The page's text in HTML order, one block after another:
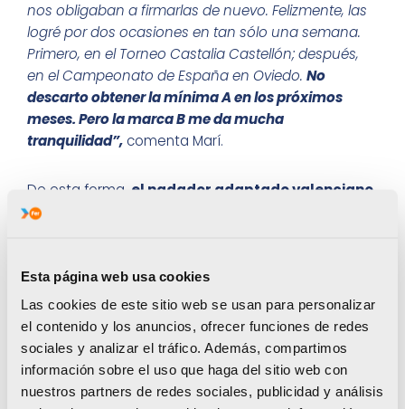
Esta página web usa cookies
Las cookies de este sitio web se usan para personalizar
el contenido y los anuncios, ofrecer funciones de redes
sociales y analizar el tráfico. Además, compartimos
información sobre el uso que haga del sitio web con
nuestros partners de redes sociales, publicidad y análisis
nos obligaban a firmarlas de nuevo. Felizmente, las
logré por dos ocasiones en tan sólo una semana.
Primero, en el Torneo Castalia Castellón; después,
en el Campeonato de España en Oviedo. No
descarto obtener la mínima A en los próximos
meses. Pero la marca B me da mucha
tranquilidad”, comenta Marí.
De esta forma , el nadador adaptado valenciano
estará en sus cuartos Juegos Paralímpicos.
2016, en los que rozó el podio, fue cuarto, en los
400m libres S9 y terminó quinto en los 50m libres.
“En Tokio, el objetivo innegociable es disputar la
final de los 100m mariposa S9. Y, a partir de ese
momento, a luchar por todo y a soñar con todo.
mi categoría, el nivel ha subido mucho. No soy